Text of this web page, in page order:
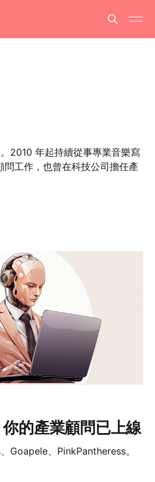
2010 年起持續從事專業音樂寫
問工作，也曾在科技公司擔任產
的產業顧問已上線
Goapele、PinkPantheress。